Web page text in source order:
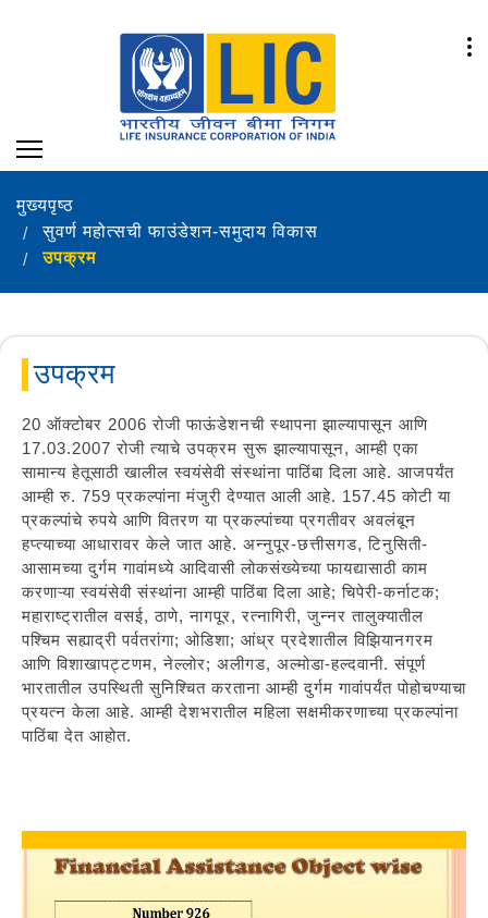
मुख्यपृष्ठ
सुवर्ण महोत्सची फाउंडेशन-समुदाय विकास
उपक्रम
उपक्रम
20 ऑक्टोबर 2006 रोजी फाऊंडेशनची स्थापना झाल्यापासून आणि
17.03.2007 रोजी त्याचे उपक्रम सुरू झाल्यापासून, आम्ही एका
सामान्य हेतूसाठी खालील स्वयंसेवी संस्थांना पाठिंबा दिला आहे. आजपर्यंत
आम्ही रु. 759 प्रकल्पांना मंजुरी देण्यात आली आहे. 157.45 कोटी या
प्रकल्पांचे रुपये आणि वितरण या प्रकल्पांच्या प्रगतीवर अवलंबून
हप्त्याच्या आधारावर केले जात आहे. अन्नुपूर-छत्तीसगड, टिनुसिती-
आसामच्या दुर्गम गावांमध्ये आदिवासी लोकसंख्येच्या फायद्यासाठी काम
करणाऱ्या स्वयंसेवी संस्थांना आम्ही पाठिंबा दिला आहे; चिपेरी-कर्नाटक;
महाराष्ट्रातील वसई, ठाणे, नागपूर, रत्नागिरी, जुन्नर तालुक्यातील
पश्चिम सह्याद्री पर्वतरांगा; ओडिशा; आंध्र प्रदेशातील विझियानगरम
आणि विशाखापट्टणम, नेल्लोर; अलीगड, अल्मोडा-हल्दवानी. संपूर्ण
भारतातील उपस्थिती सुनिश्चित करताना आम्ही दुर्गम गावांपर्यंत पोहोचण्याचा
प्रयत्न केला आहे. आम्ही देशभरातील महिला सक्षमीकरणाच्या प्रकल्पांना
पाठिंबा देत आहोत.